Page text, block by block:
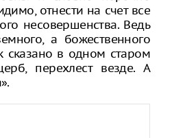
отнести на счет все
несовершенства. Ведь
а божественного
сказано в одном старом
перехлест везде. А